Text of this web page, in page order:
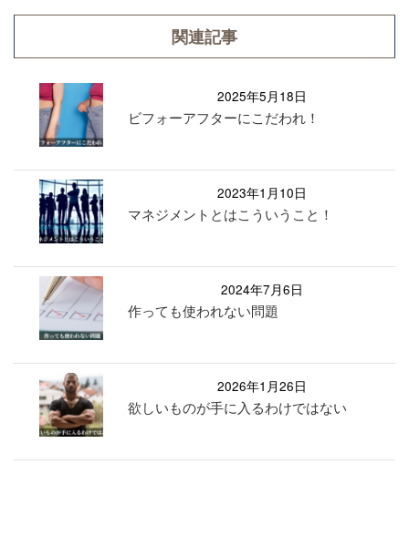
関連記事
2025年5月18日
ビフォーアフターにこだわれ！
2023年1月10日
マネジメントとはこういうこと！
2024年7月6日
作っても使われない問題
2026年1月26日
欲しいものが手に入るわけではない